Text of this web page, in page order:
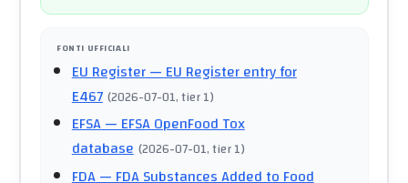
FONTI UFFICIALI
EU Register— EU Register entry for
E467 (2026-07-01, tier 1)
EFSA— EFSA OpenFood Tox
database (2026-07-01, tier 1)
FDA— FDA Substances Added to Food